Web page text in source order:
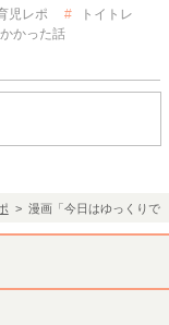
児レポ
トイトレ
かった話
> 漫画「今日はゆっくりで